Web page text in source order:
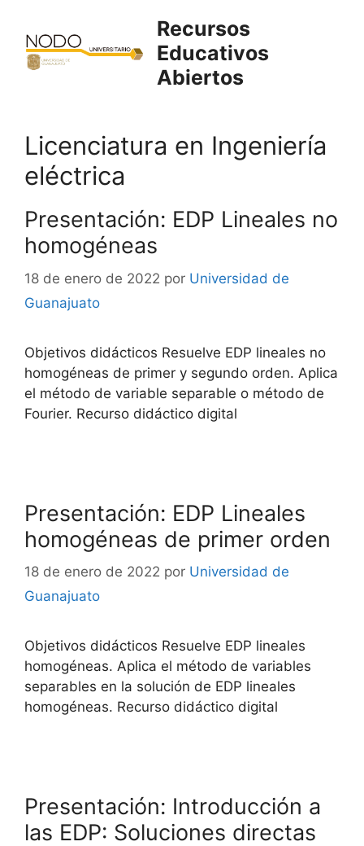
contenido
Recursos
Educativos
Abiertos
Licenciatura en Ingeniería
eléctrica
Presentación: EDP Lineales no
homogéneas
18 de enero de 2022 por Universidad de
Guanajuato
Objetivos didácticos Resuelve EDP lineales no
homogéneas de primer y segundo orden. Aplica
el método de variable separable o método de
Fourier. Recurso didáctico digital
Presentación: EDP Lineales
homogéneas de primer orden
18 de enero de 2022 por Universidad de
Guanajuato
Objetivos didácticos Resuelve EDP lineales
homogéneas. Aplica el método de variables
separables en la solución de EDP lineales
homogéneas. Recurso didáctico digital
Presentación: Introducción a
las EDP: Soluciones directas